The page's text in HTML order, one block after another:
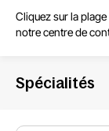
Cliquez sur la
notre centre de
Spécialités